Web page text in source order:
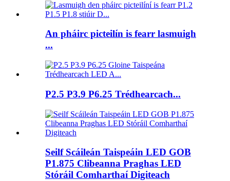
An pháirc picteilín is fearr lasmuigh
...
P2.5 P3.9 P6.25 Trédhearcach...
Seilf Scáileán Taispeáin LED GOB
P1.875 Clibeanna Praghas LED
Stóráil Comharthaí Digiteach